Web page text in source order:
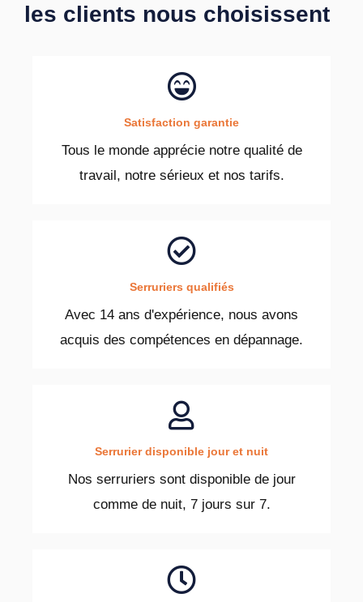
les clients nous choisissent
Satisfaction garantie
Tous le monde apprécie notre qualité de
travail, notre sérieux et nos tarifs.
Serruriers qualifiés
Avec 14 ans d'expérience, nous avons
acquis des compétences en dépannage.
Serrurier disponible jour et nuit
Nos serruriers sont disponible de jour
comme de nuit, 7 jours sur 7.